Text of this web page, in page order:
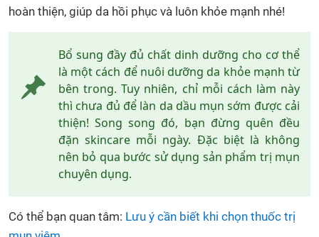
hoàn thiện, giúp da hồi phục và luôn khỏe mạnh nhé!
Bổ sung đầy đủ chất dinh dưỡng cho cơ thể
là một cách để nuôi dưỡng da khỏe mạnh từ
bên trong. Tuy nhiên, chỉ mỗi cách làm này
thì chưa đủ để làn da dầu mụn sớm được cải
thiện! Song song đó, bạn đừng quên đều
đặn skincare mỗi ngày. Đặc biệt là không
nên bỏ qua bước sử dụng sản phẩm trị mụn
chuyên dụng.
Có thể bạn quan tâm: Lưu ý cần biết khi chọn thuốc trị